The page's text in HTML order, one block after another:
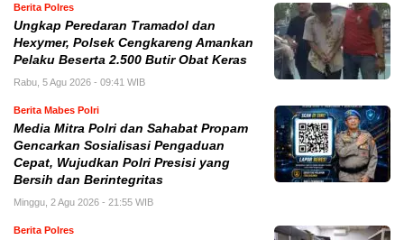
Berita Polres
Ungkap Peredaran Tramadol dan
Hexymer, Polsek Cengkareng Amankan
Pelaku Beserta 2.500 Butir Obat Keras
Rabu, 5 Agu 2026 - 09:41 WIB
Berita Mabes Polri
Media Mitra Polri dan Sahabat Propam
Gencarkan Sosialisasi Pengaduan
Cepat, Wujudkan Polri Presisi yang
Bersih dan Berintegritas
Minggu, 2 Agu 2026 - 21:55 WIB
Berita Polres